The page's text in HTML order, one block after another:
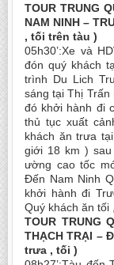
TOUR TRUNG
NAM NINH –
, tối trên tàu )
05h30’:Xe và
đón quý khách
trình Du Lich
sáng tại Thị
đó khởi hành đi
thủ tục xuất
khách ăn trưa
giới 18 km )
ường cao tốc
Đến Nam Ninh
khởi hành đi
Quý khách ăn tối
TOUR TRUNG
THẠCH TRẠI –
trưa , tối )